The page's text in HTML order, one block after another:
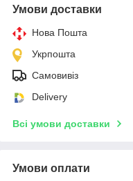
Умови доставки
Нова Пошта
Укрпошта
Самовивіз
Delivery
Всі умови доставки
Умови оплати